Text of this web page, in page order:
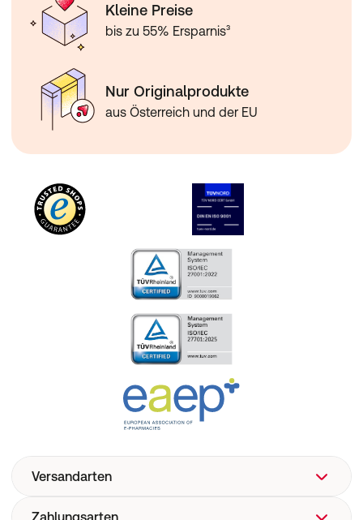
Kleine Preise
bis zu 55% Ersparnis³
Nur Originalprodukte
aus Österreich und der EU
Versandarten
Zahlungsarten